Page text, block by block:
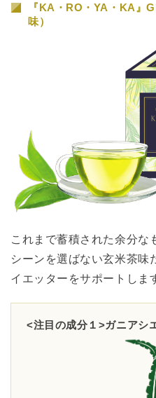
『KA・RO・YA・KA』
味）
これまで蓄積された余分な
シーンを選ばない玄米茶味
イエッターをサポートしま
<注目の成分１>ガニアシ